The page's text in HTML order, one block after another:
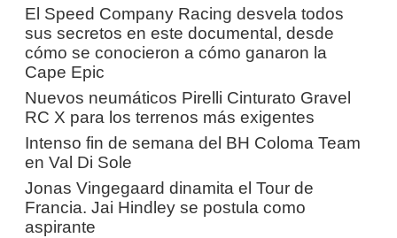
El Speed Company Racing desvela todos
sus secretos en este documental, desde
cómo se conocieron a cómo ganaron la
Cape Epic
Nuevos neumáticos Pirelli Cinturato Gravel
RC X para los terrenos más exigentes
Intenso fin de semana del BH Coloma Team
en Val Di Sole
Jonas Vingegaard dinamita el Tour de
Francia. Jai Hindley se postula como
aspirante